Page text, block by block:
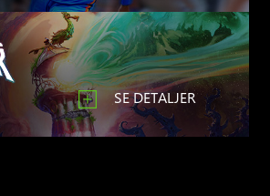
SE DETALJER